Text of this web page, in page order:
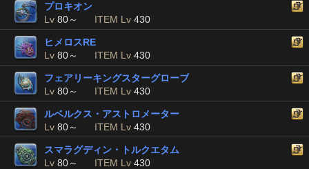
プロキオン
Lv 80～ ITEM Lv 430
ヒメロスRE
Lv 80～ ITEM Lv 430
フェアリーキングスターグローブ
Lv 80～ ITEM Lv 430
ルベルクス・アストロメーター
Lv 80～ ITEM Lv 430
スマラグディン・トルクエタム
Lv 80～ ITEM Lv 430